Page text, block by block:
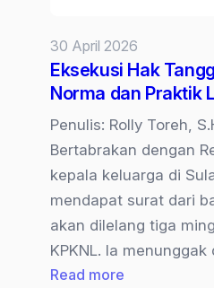
30 April 2026
Eksekusi Hak
Norma dan Praktik
Penulis: Rolly Toreh,
Bertabrakan dengan
kepala keluarga di
mendapat surat dari
akan dilelang tiga
KPKNL. Ia
Read more